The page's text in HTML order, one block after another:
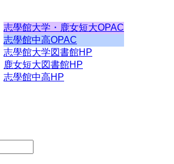
志學館大学・鹿女短大OPAC
志學館中高OPAC
志學館大学図書館HP
鹿女短大図書館HP
志學館中高HP